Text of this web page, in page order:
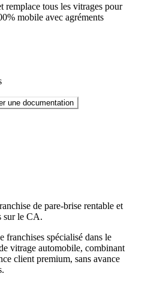
remplace tous les vitrages pour
mobile avec agréments
une documentation
de pare-brise rentable et
sur le CA.
franchises spécialisé dans le
vitrage automobile, combinant
client premium, sans avance